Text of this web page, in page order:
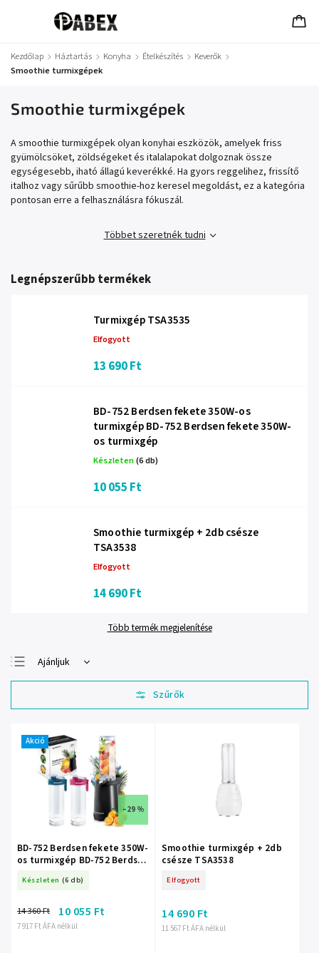
Kezdőlap / Háztartás / Konyha / Ételkészítés / Keverők /
Smoothie turmixgépek
Smoothie turmixgépek
A smoothie turmixgépek olyan konyhai eszközök, amelyek friss
gyümölcsöket, zöldségeket és italalapokat dolgoznak össze
egységesebb, iható állagú keverékké. Ha gyors reggelihez, frissítő
italhoz vagy sűrűbb smoothie-hoz keresel megoldást, ez a kategória
pontosan erre a felhasználásra fókuszál.
Többet szeretnék tudni
Legnépszerűbb termékek
Turmixgép TSA3535
Elfogyott
13 690 Ft
BD-752 Berdsen fekete 350W-os
turmixgép BD-752 Berdsen fekete 350W-
os turmixgép
Készleten(6 db)
10 055 Ft
Smoothie turmixgép + 2db csésze
TSA3538
Elfogyott
14 690 Ft
Több termék megjelenítése
Ajánljuk
Legolcsóbb elöl
Legdrágább
termékek
ABC szerint
Akció
–29 %
BD-752 Berdsen fekete 350W-
os turmixgép BD-752 Berdsen
Készleten (6 db)
7 917 Ft ÁFA nélkül
14 360 Ft 10 055 Ft
Smoothie turmixgép + 2db
csésze TSA3538
Elfogyott
11 567 Ft ÁFA nélkül
14 690 Ft